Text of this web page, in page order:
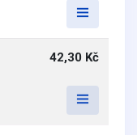
42,30 Kč